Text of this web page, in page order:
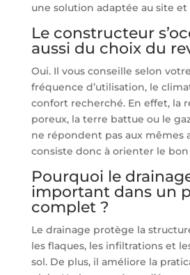
une solution adaptée au site et
Le constructeur
aussi du choix du
Oui. Il vous conseille selon
fréquence d’utilisation, le
confort recherché. En effet, la
poreux, la terre battue ou le
ne répondent pas aux mêmes
consiste donc à orienter le
Pourquoi le
important dans un
complet ?
Le drainage protège la
les flaques, les infiltrations et
sol. De plus, il améliore la